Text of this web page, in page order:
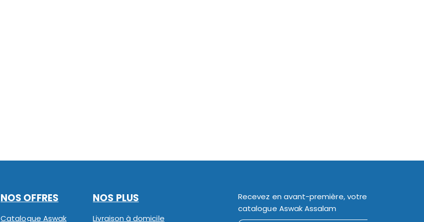
NOS OFFRES
Catalogue Aswak
NOS PLUS
Livraison à domicile
Recevez en avant-première, votre
catalogue Aswak Assalam